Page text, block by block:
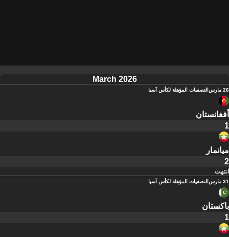
March 2026
26 مارس التصفيات المؤهلة لكأس آسيا
أفغانستان
1
ميانمار
2
انتهت
31 مارس التصفيات المؤهلة لكأس آسيا
باكستان
1